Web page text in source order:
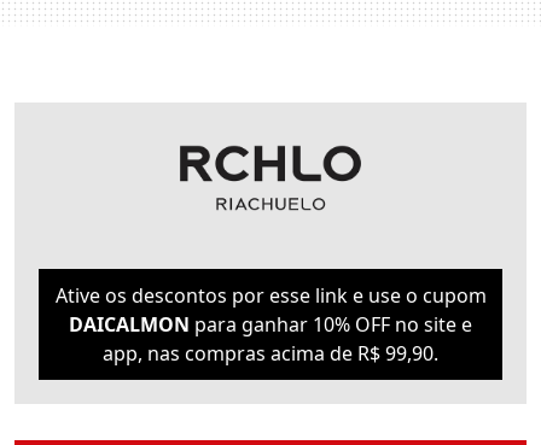
Ative os descontos por esse link e use o cupom
DAICALMON para ganhar 10% OFF no site e
app, nas compras acima de R$ 99,90.